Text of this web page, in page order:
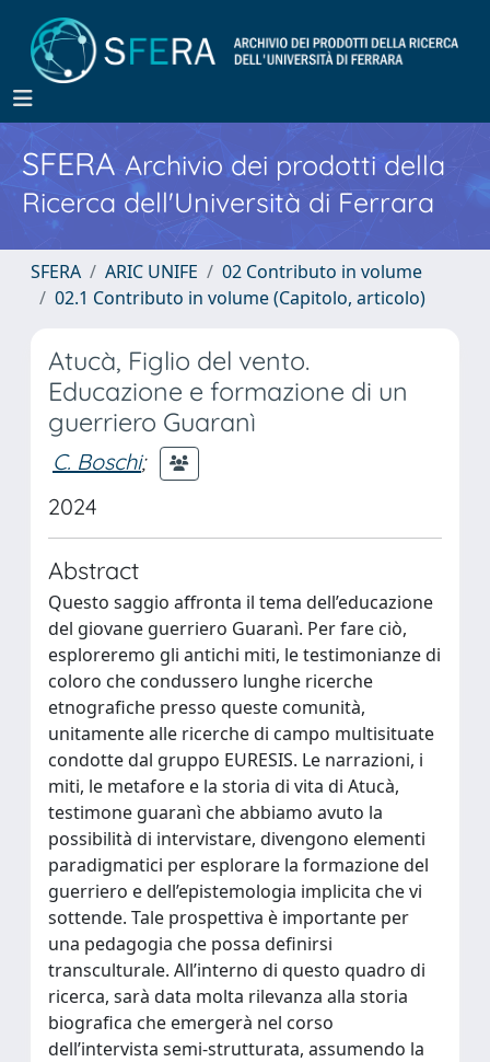
SFERA Archivio dei prodotti della
Ricerca dell'Università di Ferrara
SFERA ARIC UNIFE
02 Contributo in volume
02.1 Contributo in volume (Capitolo, articolo)
Atucà, Figlio del vento.
Educazione e formazione di un
guerriero Guaranì
C. Boschi;
2024
Abstract
Questo saggio affronta il tema dell’educazione
del giovane guerriero Guaranì. Per fare ciò,
esploreremo gli antichi miti, le testimonianze di
coloro che condussero lunghe ricerche
etnografiche presso queste comunità,
unitamente alle ricerche di campo multisituate
condotte dal gruppo EURESIS. Le narrazioni, i
miti, le metafore e la storia di vita di Atucà,
testimone guaranì che abbiamo avuto la
possibilità di intervistare, divengono elementi
paradigmatici per esplorare la formazione del
guerriero e dell’epistemologia implicita che vi
sottende. Tale prospettiva è importante per
una pedagogia che possa definirsi
transculturale. All’interno di questo quadro di
ricerca, sarà data molta rilevanza alla storia
biografica che emergerà nel corso
dell’intervista semi-strutturata, assumendo la